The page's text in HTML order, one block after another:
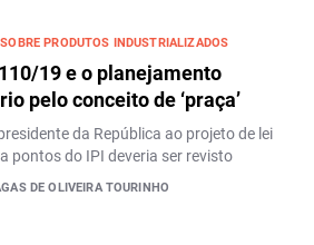
PRODUTOS INDUSTRIALIZADOS
19 e o planejamento
pelo conceito de ‘praça’
da República ao projeto de lei
pontos do IPI deveria ser revisto
DE OLIVEIRA TOURINHO